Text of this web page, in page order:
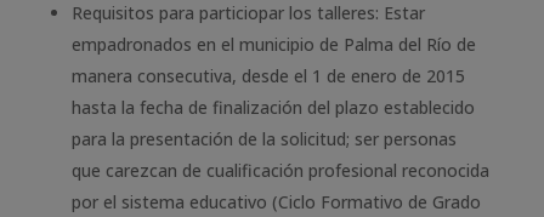
Requisitos para particiopar los talleres: Estar
empadronados en el municipio de Palma del Río de
manera consecutiva, desde el 1 de enero de 2015
hasta la fecha de finalización del plazo establecido
para la presentación de la solicitud; ser personas
que carezcan de cualificación profesional reconocida
por el sistema educativo (Ciclo Formativo de Grado